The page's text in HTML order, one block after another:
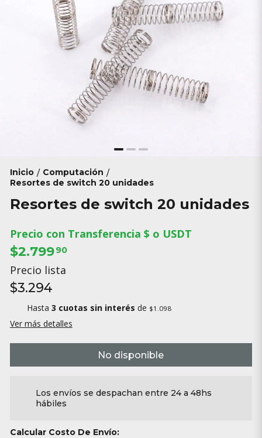
Inicio / Computación /
Resortes de switch 20 unidades
Resortes de switch 20 unidades
Precio con Transferencia $ o USDT
$2.79990
Precio lista
$3.294
Hasta 3 cuotas sin interés de $1.098
Ver más detalles
No disponible
Los envíos se despachan entre 24 a 48hs
hábiles
Calcular Costo De Envío: